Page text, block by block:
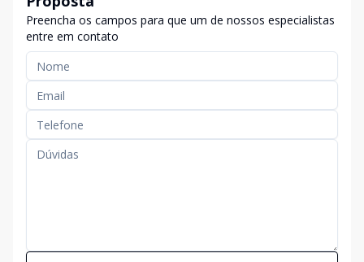
Preencha os campos para que um de nossos especialistas
entre em contato